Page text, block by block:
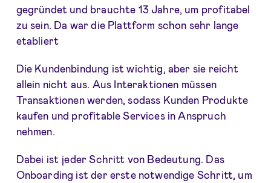
gegründet und brauchte 13 Jahre, um profitabel
zu sein. Da war die Plattform schon sehr lange
etabliert
Die Kundenbindung ist wichtig, aber sie reicht
allein nicht aus. Aus Interaktionen müssen
Transaktionen werden, sodass Kunden Produkte
kaufen und profitable Services in Anspruch
nehmen.
Dabei ist jeder Schritt von Bedeutung. Das
Onboarding ist der erste notwendige Schritt, um